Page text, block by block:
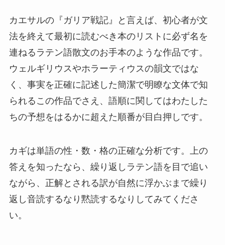
カエサルの『ガリア戦記』と言えば、初心者が文
法を終えて最初に読むべき本のリストに必ず名を
連ねるラテン語散文のお手本のような作品です。
ウェルギリウスやホラーティウスの韻文ではな
く、事実を正確に記述した簡潔で明瞭な文体で知
られるこの作品でさえ、語順に関してはわたした
ちの予想をはるかに超えた順番が目白押しです。
カギは単語の性・数・格の正確な分析です。上の
答えを知ったなら、繰り返しラテン語を目で追い
ながら、正解とされる訳が自然に浮かぶまで繰り
返し音読するなり黙読するなりしてみてくださ
い。